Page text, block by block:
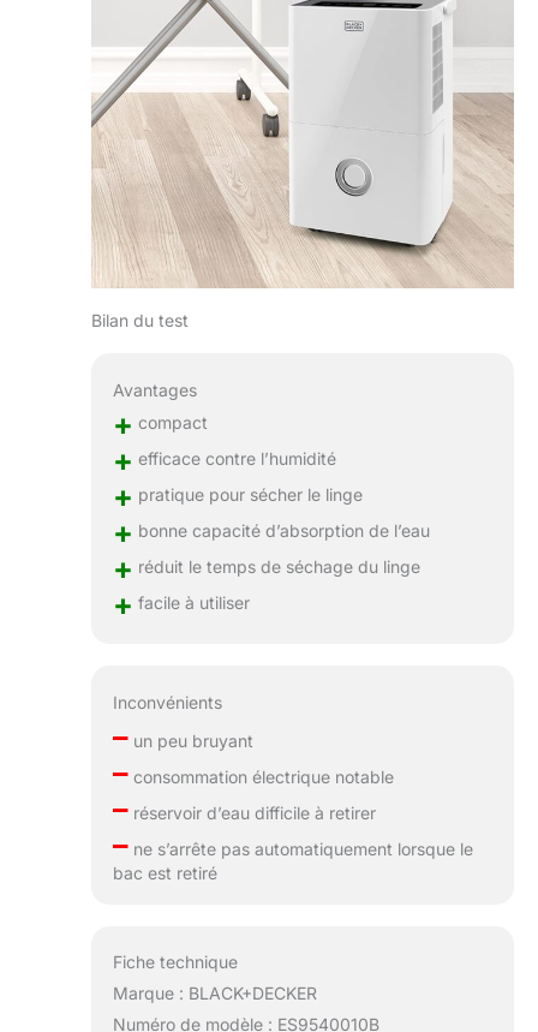
Bilan du test
Avantages
+ compact
+ efficace contre l’humidité
+ pratique pour sécher le linge
+ bonne capacité d’absorption de l’eau
+ réduit le temps de séchage du linge
+ facile à utiliser
Inconvénients
–un peu bruyant
–consommation électrique notable
–réservoir d’eau difficile à retirer
–ne s’arrête pas automatiquement lorsque le
bac est retiré
Fiche technique
Marque : BLACK+DECKER
Numéro de modèle : ES9540010B